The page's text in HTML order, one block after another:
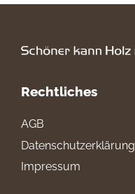
Rechtliches
AGB
Datenschutzerklärung
Impressum